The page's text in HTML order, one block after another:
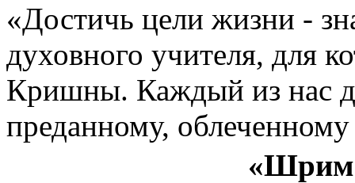
«Достичь цели жизни -
духовного учителя, для
Кришны. Каждый из нас
преданному,